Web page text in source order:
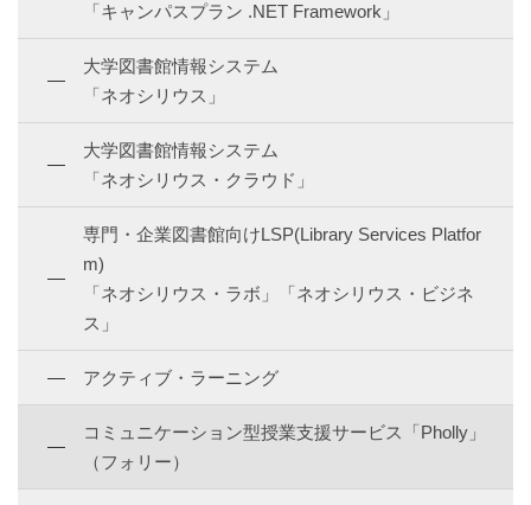
「キャンパスプラン .NET Framework」
大学図書館情報システム
「ネオシリウス」
大学図書館情報システム
「ネオシリウス・クラウド」
専門・企業図書館向けLSP(Library Services Platfor
m)
「ネオシリウス・ラボ」「ネオシリウス・ビジネ
ス」
アクティブ・ラーニング
コミュニケーション型授業支援サービス「Pholly」
（フォリー）